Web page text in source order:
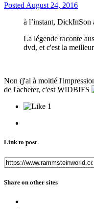
Posted August 24, 2016
à l’instant, DickInSon
La légende raconte
dvd, et c'est la
Non (j'ai à moitié
de l'acheter, c'est WIDBIFS
1
Link to post
Share on other sites